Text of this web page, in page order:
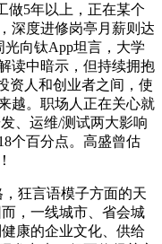
做5年以上，正在某个
深度进修岗亭月薪则达
光向钛App坦言，大学
读中暗示，但持续拥抱
资人和创业者之间，使
越。职场人正在关心就
、运维/测试两大影响
个百分点。高盛曾估
狂言语模子方面的天
，一线城市、省会城
康的企业文化、供给